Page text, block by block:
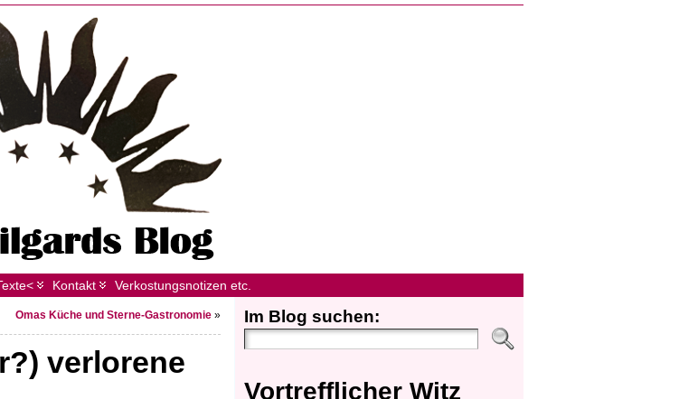
Kontakt Verkostungsnotizen etc.
Omas Küche und Sterne-Gastronomie »
verlorene
Im Blog suchen:
Vortrefflicher Witz